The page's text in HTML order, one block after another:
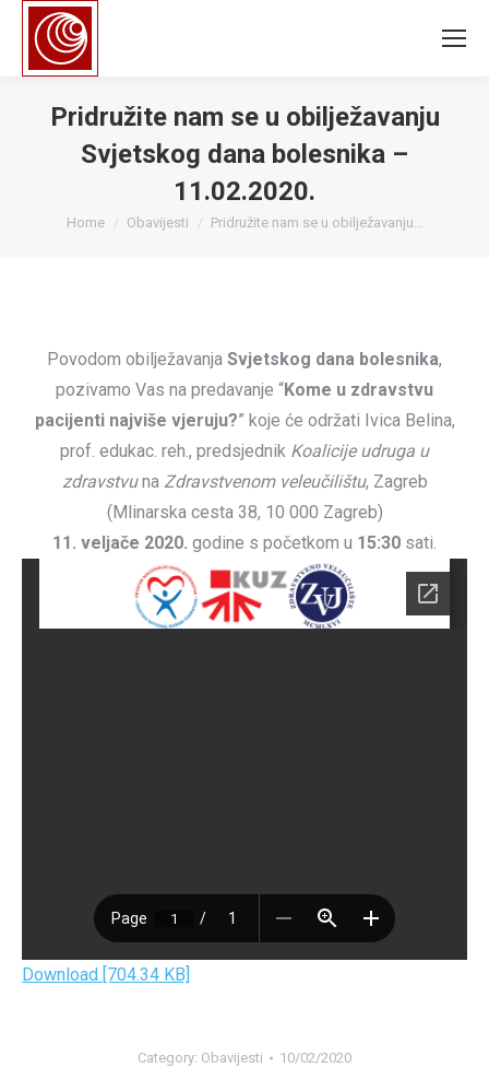
Pridružite nam se u obilježavanju
Svjetskog dana bolesnika –
11.02.2020.
You are here:
Home Obavijesti Pridružite nam se u obilježavanju…
Povodom obilježavanja Svjetskog dana bolesnika,
pozivamo Vas na predavanje “Kome u zdravstvu
pacijenti najviše vjeruju?” koje će održati Ivica Belina,
prof. edukac. reh., predsjednik Koalicije udruga u
zdravstvuna Zdravstvenom veleučilištu, Zagreb
(Mlinarska cesta 38, 10 000 Zagreb)
11. veljače 2020. godine s početkom u 15:30 sati.
Download [704.34 KB]
Category: Obavijesti 10/02/2020